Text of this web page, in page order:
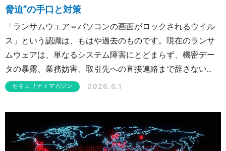
脅迫”の手口と対策
「ランサムウェア＝パソコンの画面がロックされるウイル
ス」という認識は、もはや過去のものです。現在のランサ
ムウェアは、単なるシステム障害にとどまらず、機密デー
タの暴露、業務妨害、取引先への直接連絡まで辞さない
「容赦のない企業恐喝ビジネス」へと進化しています。 本
通して狙う侵入口、そして根本的な防衛策を解説します。
セキュリティマガジン 2026.6.1